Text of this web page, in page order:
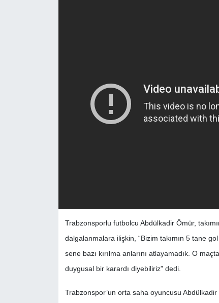
Trabzonsporlu futbolcu Abdülkadir Ömür,
dalgalanmalara ilişkin, “Bizim takımın 5 tane
sene bazı kırılma anlarını atlayamadık. O
duygusal bir karardı diyebiliriz” dedi.
Trabzonspor’un orta saha oyuncusu